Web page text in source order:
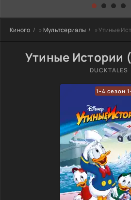
Киного » Мультсериалы » Утиные
Утиные Истории
DUCKTALES
1-4 сезон